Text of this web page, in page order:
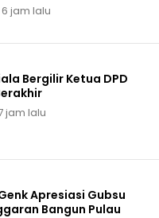
6 jam lalu
Bergilir Ketua DPD
jam lalu
Apresiasi Gubsu
Bangun Pulau